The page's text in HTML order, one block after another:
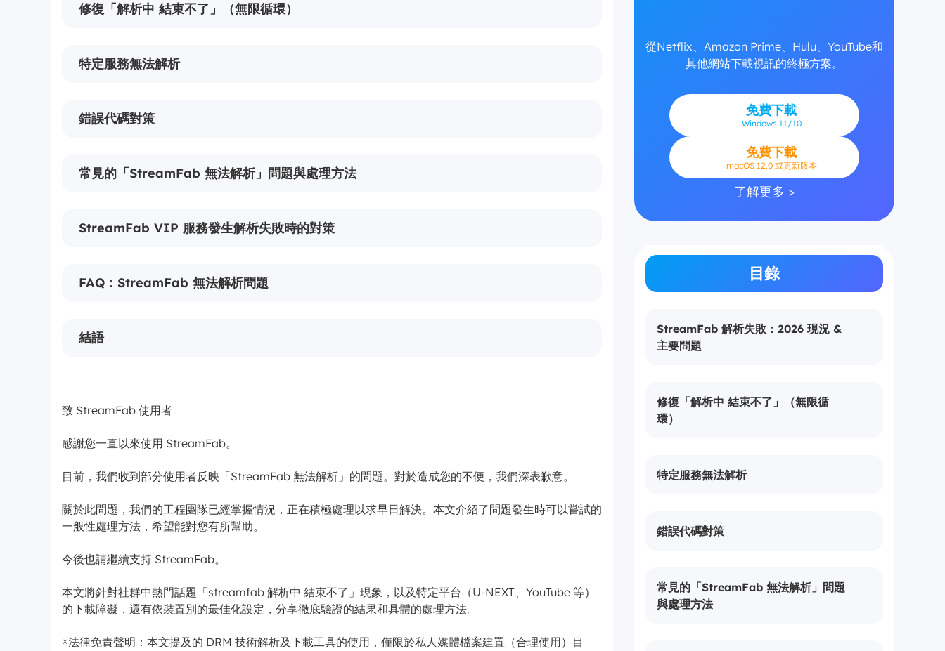
修復「解析中 結束不了」（無限循環）
特定服務無法解析
錯誤代碼對策
常見的「StreamFab 無法解析」問題與處理方法
StreamFab VIP 服務發生解析失敗時的對策
FAQ：StreamFab 無法解析問題
結語
致 StreamFab 使用者
感謝您一直以來使用 StreamFab。
目前，我們收到部分使用者反映「StreamFab 無法解析」的問題。對於造成您的不便，我們深表歉意。
關於此問題，我們的工程團隊已經掌握情況，正在積極處理以求早日解決。本文介紹了問題發生時可以嘗試的
一般性處理方法，希望能對您有所幫助。
今後也請繼續支持 StreamFab。
本文將針對社群中熱門話題「streamfab 解析中 結束不了」現象，以及特定平台（U-NEXT、YouTube 等）
的下載障礙，還有依裝置別的最佳化設定，分享徹底驗證的結果和具體的處理方法。
※法律免責聲明：本文提及的 DRM 技術解析及下載工具的使用，僅限於私人媒體檔案建置（合理使用）目
從Netflix、Amazon Prime、Hulu、YouTube和
其他網站下載視訊的終極方案。
免費下載
Windows 11/10
免費下載
macOS 12.0 或更新版本
了解更多 >
目錄
StreamFab 解析失敗：2026 現況 &
主要問題
修復「解析中 結束不了」（無限循
環）
特定服務無法解析
錯誤代碼對策
常見的「StreamFab 無法解析」問題
與處理方法